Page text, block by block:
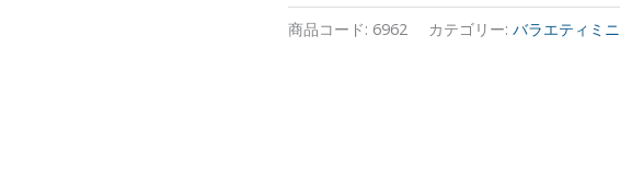
商品コード: 6962 カテゴリー:バラエティミニ